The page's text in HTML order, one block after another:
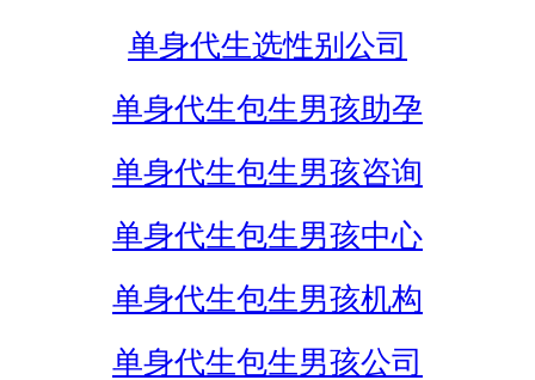
单身代生选性别公司
单身代生包生男孩助孕
单身代生包生男孩咨询
单身代生包生男孩中心
单身代生包生男孩机构
单身代生包生男孩公司